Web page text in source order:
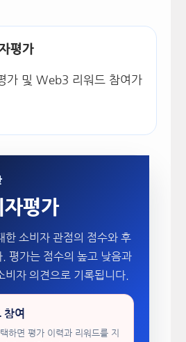
평가
가 및 Web3 리워드 참여가
자평가
한 소비자 관점의 점수와 후
평가는 점수의 높고 낮음과
비자 의견으로 기록됩니다.
여
하면 평가 이력과 리워드를 지